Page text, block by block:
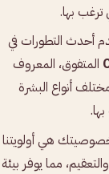
ترغب بها.
أحدث التطورات في
المتفوق، المعروف
أنواع البشرة
هي أولويتنا
مما يوفر بيئة